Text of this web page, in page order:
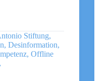
Stiftung,
, Desinformation,
, Offline
,